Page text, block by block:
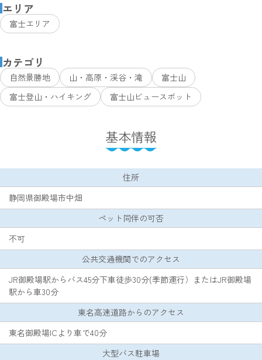
エリア
富士エリア
カテゴリ
自然景勝地 山・高原・渓谷・滝
富士山
富士登山・ハイキング
富士山ビュースポット
基本情報
住所
静岡県御殿場市中畑
ペット同伴の可否
不可
公共交通機関でのアクセス
JR御殿場駅からバス45分下車徒歩30分(季節運行）またはJR御殿場
駅から車30分
東名高速道路からのアクセス
東名御殿場ICより車で40分
大型バス駐車場